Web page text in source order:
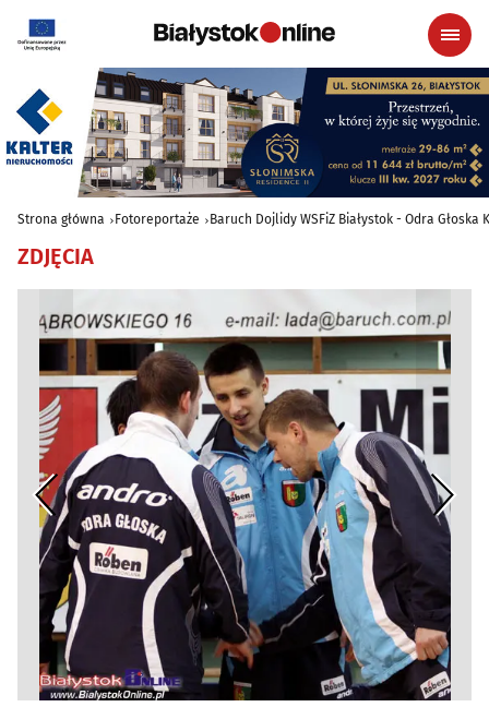
Strona główna Fotoreportaże Baruch Dojlidy WSFiZ Białystok - Odra Głoska
ZDJĘCIA